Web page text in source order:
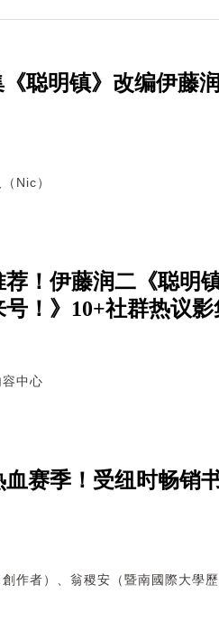
聪明镇》改编伊藤
Nic）
荐！伊藤润二《聪明
号！》10+社群热议影
中心
赛季！受纽时畅销
作者）、翁稷安（暨南國際大學